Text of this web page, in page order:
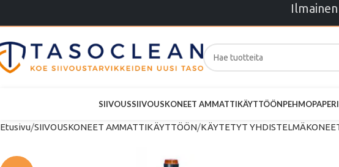
SIIVOUSSIIVOUSKONEET AMMATTIKÄYTTÖÖN
Etusivu SIIVOUSKONEET AMMATTIKÄYTTÖÖN KÄYTETYT